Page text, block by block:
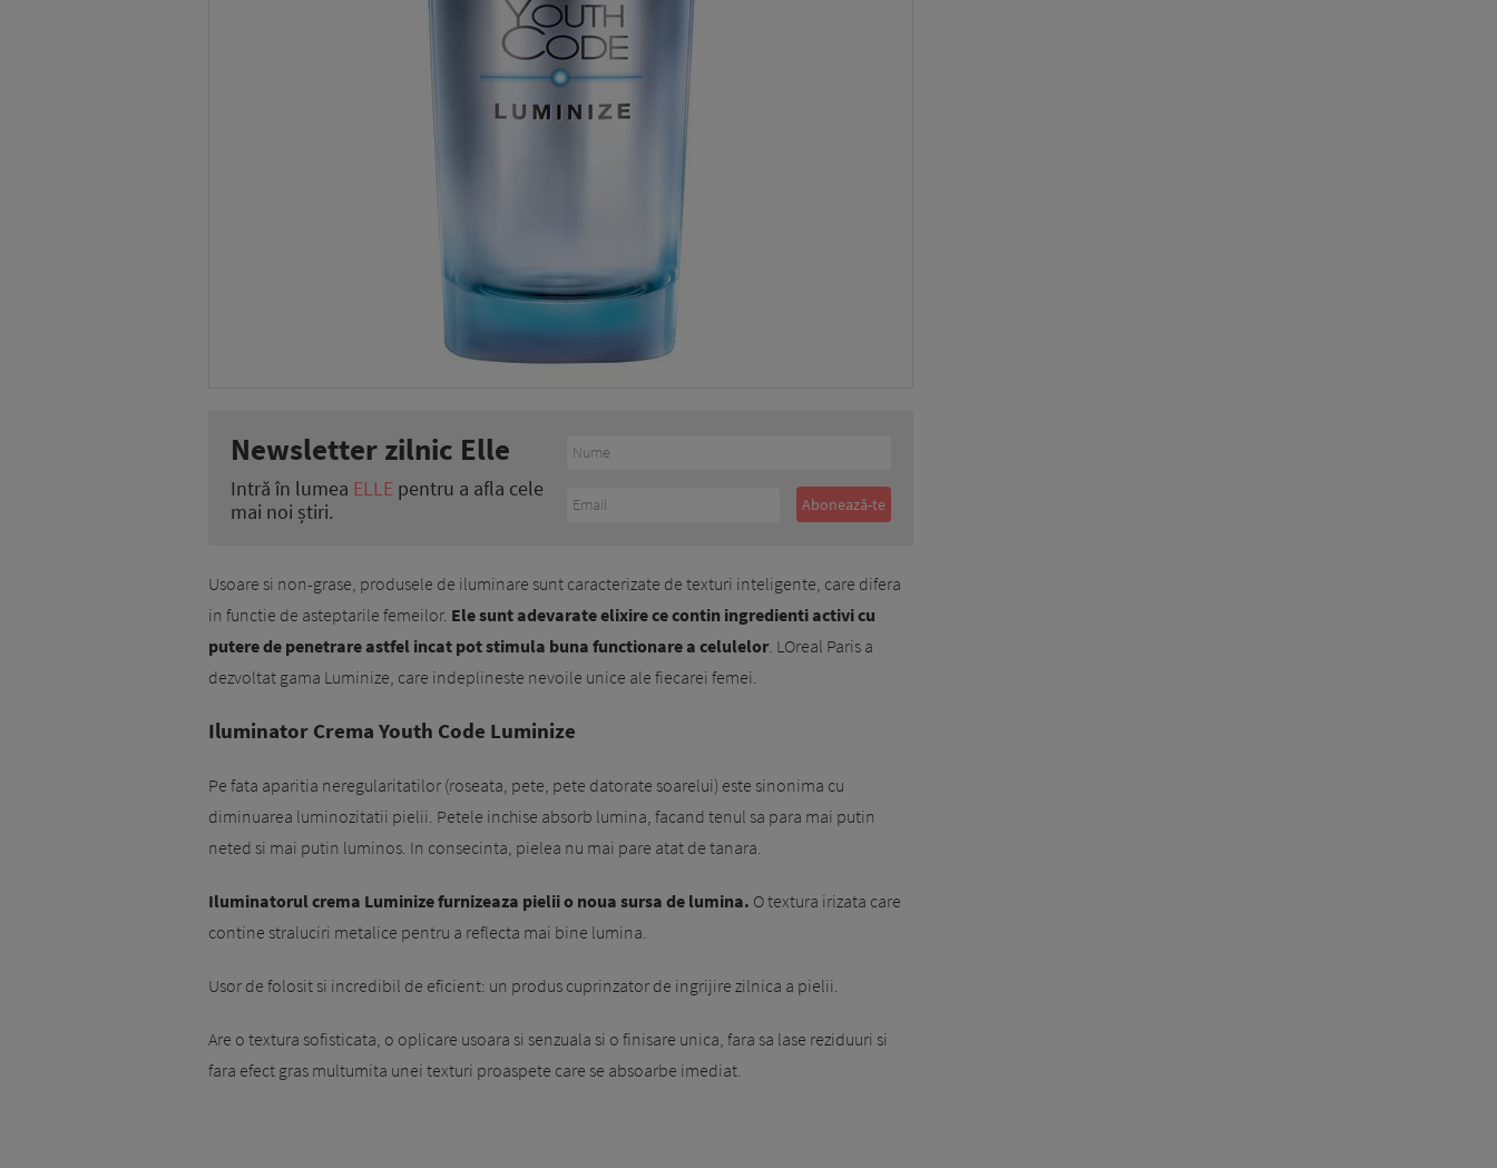
Newsletter zilnic Elle
Intră în lumea ELLE pentru a afla cele
mai noi știri.
Usoare si non-grase, produsele de iluminare sunt caracterizate de texturi inteligente, care difera
in functie de asteptarile femeilor. Ele sunt adevarate elixire ce contin ingredienti activi cu
putere de penetrare astfel incat pot stimula buna functionare a celulelor. LOreal Paris a
dezvoltat gama Luminize, care indeplineste nevoile unice ale fiecarei femei.
Iluminator Crema Youth Code Luminize
Pe fata aparitia neregularitatilor (roseata, pete, pete datorate soarelui) este sinonima cu
diminuarea luminozitatii pielii. Petele inchise absorb lumina, facand tenul sa para mai putin
neted si mai putin luminos. In consecinta, pielea nu mai pare atat de tanara.
Iluminatorul crema Luminize furnizeaza pielii o noua sursa de lumina. O textura irizata care
contine straluciri metalice pentru a reflecta mai bine lumina.
Usor de folosit si incredibil de eficient: un produs cuprinzator de ingrijire zilnica a pielii.
Are o textura sofisticata, o oplicare usoara si senzuala si o finisare unica, fara sa lase reziduuri si
fara efect gras multumita unei texturi proaspete care se absoarbe imediat.